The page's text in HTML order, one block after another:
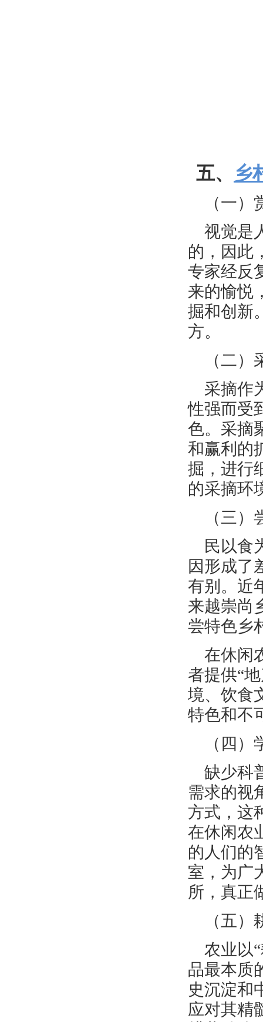
五、 乡
（一
视觉是
的，因此
专家经反
来的愉悦
掘和创新
方。
（二
采摘作
性强而受
色。采摘
和赢利的
掘，进行
的采摘环
（三
民以食
因形成了
有别。近
来越崇尚
尝特色乡
在休闲
者提供“
境、饮食
特色和不
（四
缺少科
需求的视
方式，这
在休闲农
的人们的
室，为广
所，真正
（五
农业以
品最本质
史沉淀和
应对其精